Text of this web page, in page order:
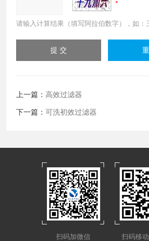
请输入计算结果（填写阿拉伯数字），如：
上一篇：高效过滤器
下一篇：可洗初效过滤器
扫码加微信 扫码移